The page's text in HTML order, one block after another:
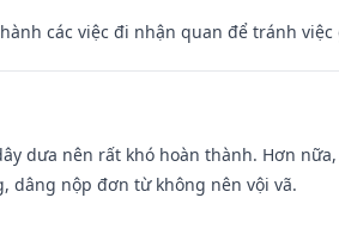
các việc đi nhận quan để tránh
dưa nên rất khó hoàn thành. Hơn
dâng nộp đơn từ không nên vội vã.